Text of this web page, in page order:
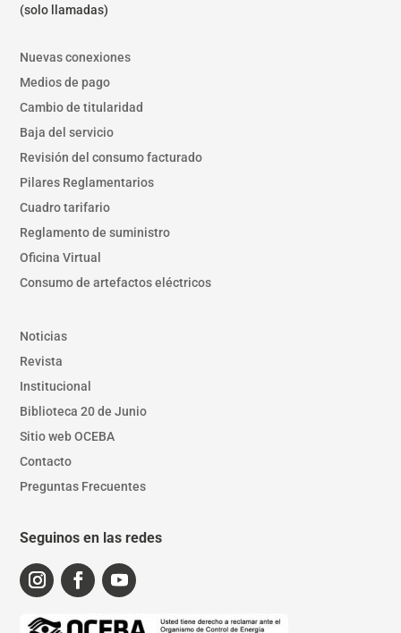
(solo llamadas)
Nuevas conexiones
Medios de pago
Cambio de titularidad
Baja del servicio
Revisión del consumo facturado
Pilares Reglamentarios
Cuadro tarifario
Reglamento de suministro
Oficina Virtual
Consumo de artefactos eléctricos
Noticias
Revista
Institucional
Biblioteca 20 de Junio
Sitio web OCEBA
Contacto
Preguntas Frecuentes
Seguinos en las redes